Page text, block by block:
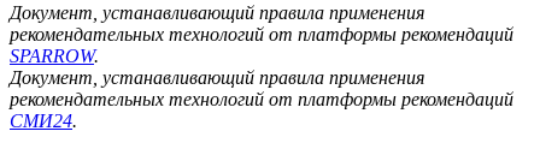
Документ, устанавливающий правила применения
рекомендательных технологий от платформы рекомендаций
SPARROW.
Документ, устанавливающий правила применения
рекомендательных технологий от платформы рекомендаций
СМИ24.